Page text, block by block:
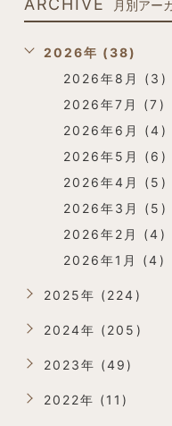
ARCHIVE 月別アー
2026年 (38)
2026年8月 (3)
2026年7月 (7)
2026年6月 (4)
2026年5月 (6)
2026年4月 (5)
2026年3月 (5)
2026年2月 (4)
2026年1月 (4)
2025年 (224)
2024年 (205)
2023年 (49)
2022年 (11)